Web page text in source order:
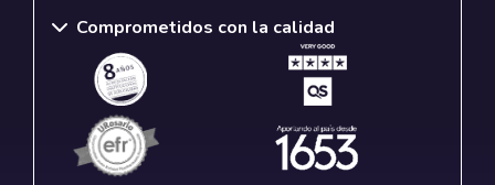
Comprometidos con la calidad